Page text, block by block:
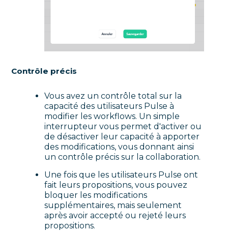
Contrôle précis
Vous avez un contrôle total sur la
capacité des utilisateurs Pulse à
modifier les workflows. Un simple
interrupteur vous permet d'activer ou
de désactiver leur capacité à apporter
des modifications, vous donnant ainsi
un contrôle précis sur la collaboration.
Une fois que les utilisateurs Pulse ont
fait leurs propositions, vous pouvez
bloquer les modifications
supplémentaires, mais seulement
après avoir accepté ou rejeté leurs
propositions.